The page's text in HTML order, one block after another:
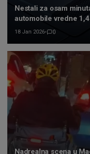
Nestali za osam
automobile vredne
18 Jan 2026• 0
Nadrealna scena u